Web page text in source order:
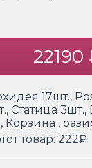
22190
17шт.,
Статица
Корзина ,
товар: 222₽